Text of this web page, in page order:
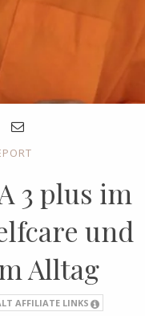
3 plus im
und
Alltag
AFFILIATE LINKS